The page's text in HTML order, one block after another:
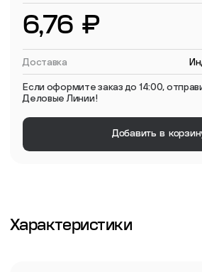
6,76 ₽
Доставка
Если оформите заказ до 14:00,
Деловые Линии!
Добавить в
Характеристики